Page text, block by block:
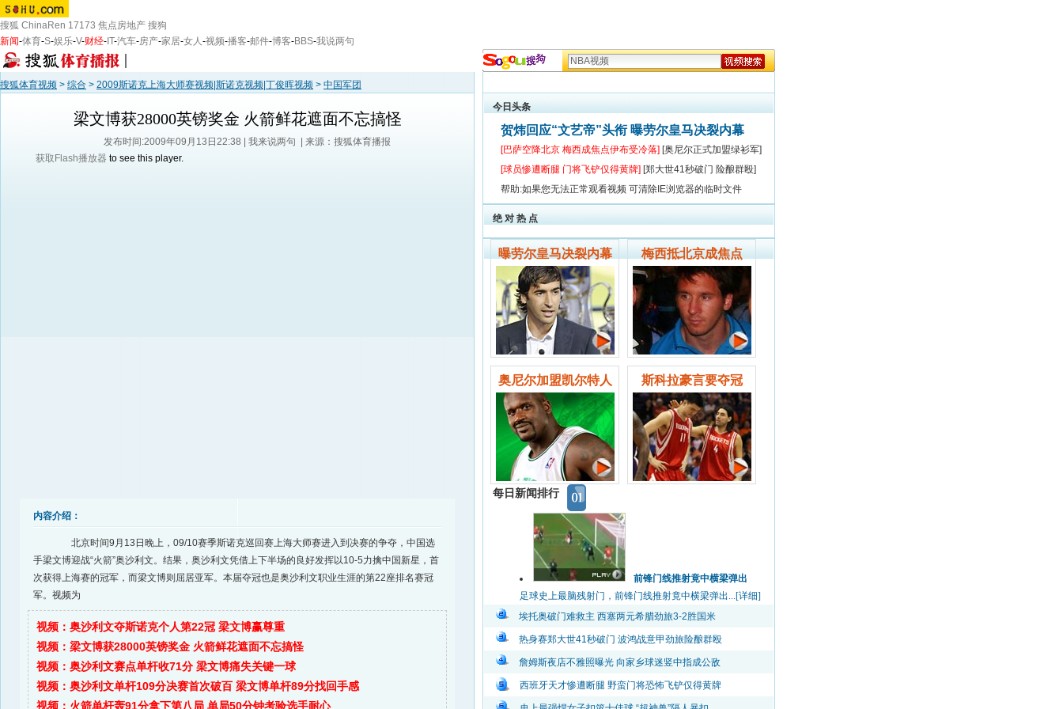
搜狐 ChinaRen 17173 焦点房地产 搜狗
新闻-体育-S-娱乐-V-财经- IT-汽车-房产-家居-女人-视频-播客-邮件-博客-BBS-我说两句
搜狐体育视频 > 综合 > 2009斯诺克上海大师赛视频|斯诺克视频|丁俊晖视频 > 中国军团
梁文博获28000英镑奖金 火箭鲜花遮面不忘搞怪
发布时间:2009年09月13日22:38 | 我来说两句
| 来源：搜狐体育播报
获取Flash播放器 to see this player.
内容介绍：
北京时间9月13日晚上，09/10赛季斯诺克巡回赛上海大师赛进入到决赛的争夺，中国选
手梁文博迎战“火箭”奥沙利文。结果，奥沙利文凭借上下半场的良好发挥以10-5力擒中国新星，首
次获得上海赛的冠军，而梁文博则屈居亚军。本届夺冠也是奥沙利文职业生涯的第22座排名赛冠
军。视频为
视频：奥沙利文夺斯诺克个人第22冠 梁文博赢尊重
视频：梁文博获28000英镑奖金 火箭鲜花遮面不忘搞怪
视频：奥沙利文赛点单杆收71分 梁文博痛失关键一球
视频：奥沙利文单杆109分决赛首次破百 梁文博单杆89分找回手感
视频：火箭单杆轰91分拿下第八局 单局50分钟考验选手耐心
今日头条
贺炜回应“文艺帝”头衔 曝劳尔皇马决裂内幕
[巴萨空降北京 梅西成焦点伊布受冷落] [奥尼尔正式加盟绿衫军]
[球员惨遭断腿 门将飞铲仅得黄牌] [郑大世41秒破门 险酿群殴]
帮助:如果您无法正常观看视频 可清除IE浏览器的临时文件
绝 对 热 点
曝劳尔皇马决裂内幕 梅西抵北京成焦点
奥尼尔加盟凯尔特人 斯科拉豪言要夺冠
每日新闻排行
前锋门线推射竟中横梁弹出
足球史上最脑残射门，前锋门线推射竟中横梁弹出...[详细]
埃托奥破门难救主 西塞两元希腊劲旅3-2胜国米
热身赛郑大世41秒破门 波鸿战意甲劲旅险酿群殴
詹姆斯夜店不雅照曝光 向家乡球迷竖中指成公敌
西班牙天才惨遭断腿 野蛮门将恐怖飞铲仅得黄牌